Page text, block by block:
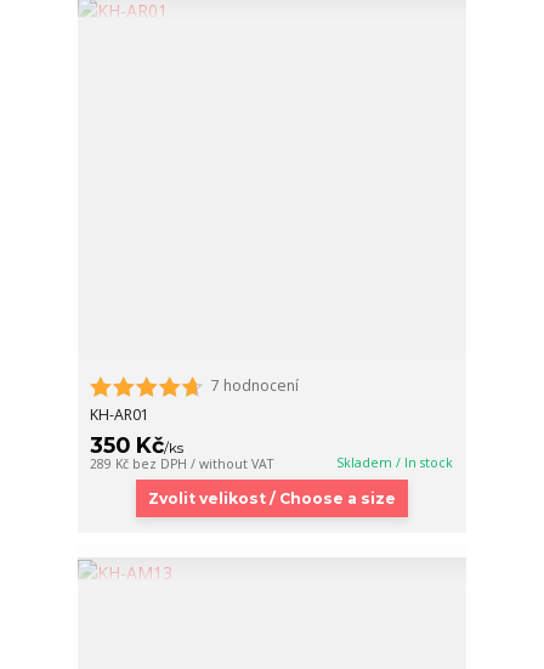
7 hodnocení
KH-AR01
350 Kč/ks
289 Kč bez DPH / without VAT Skladem / In stock
Zvolit velikost / Choose a size